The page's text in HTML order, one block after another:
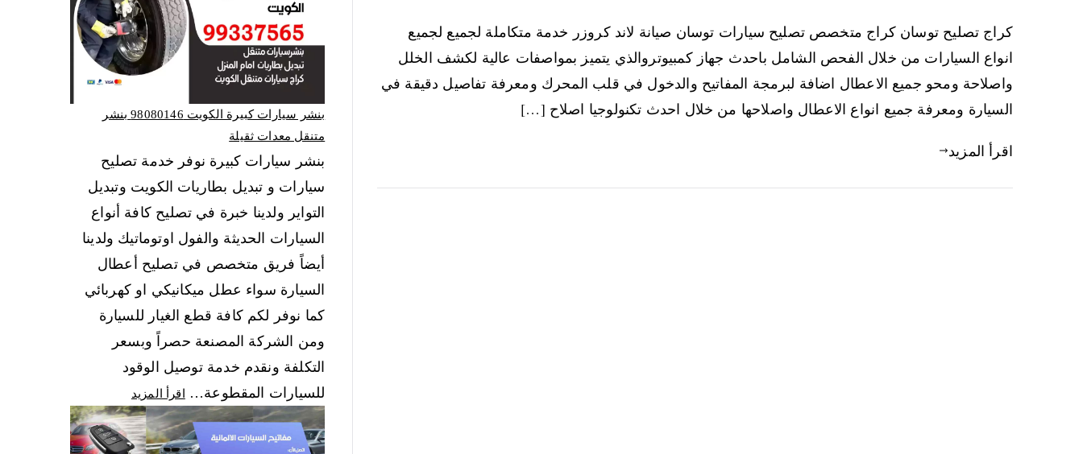
كراج تصليح توسان كراج متخصص تصليح سيارات توسان صيانة لاند كروزر خدمة متكاملة لجميع لجميع
انواع السيارات من خلال الفحص الشامل باحدث جهاز كمبيوتروالذي يتميز بمواصفات عالية لكشف الخلل
واصلاحة ومحو جميع الاعطال اضافة لبرمجة المفاتيح والدخول في قلب المحرك ومعرفة تفاصيل دقيقة في
السيارة ومعرفة جميع انواع الاعطال واصلاحها من خلال احدث تكنولوجيا اصلاح […]
اقرأ المزيد
بنشر سيارات كبيرة الكويت 98080146‬ بنشر
متنقل معدات ثقيلة
بنشر سيارات كبيرة نوفر خدمة تصليح
سيارات و تبديل بطاريات الكويت وتبديل
التواير ولدينا خبرة في تصليح كافة أنواع
السيارات الحديثة والفول اوتوماتيك ولدينا
أيضاً فريق متخصص في تصليح أعطال
السيارة سواء عطل ميكانيكي او كهربائي
كما نوفر لكم كافة قطع الغيار للسيارة
ومن الشركة المصنعة حصراً وبسعر
التكلفة ونقدم خدمة توصيل الوقود
للسيارات المقطوعة…
اقرأ المزيد